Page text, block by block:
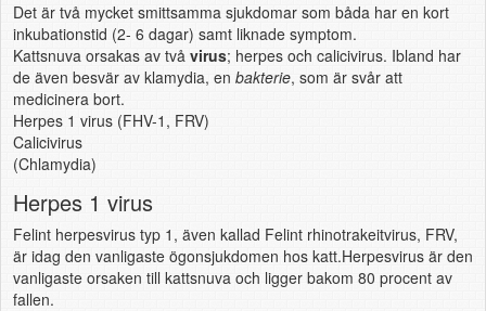
Det är två mycket smittsamma sjukdomar som båda har en kort
inkubationstid (2- 6 dagar) samt liknade symptom.
Kattsnuva orsakas av två virus; herpes och calicivirus. Ibland har
de även besvär av klamydia, en bakterie, som är svår att
medicinera bort.
Herpes 1 virus (FHV-1, FRV)
Calicivirus
(Chlamydia)
Herpes 1 virus
Felint herpesvirus typ 1, även kallad Felint rhinotrakeitvirus, FRV,
är idag den vanligaste ögonsjukdomen hos katt.Herpesvirus är den
vanligaste orsaken till kattsnuva och ligger bakom 80 procent av
fallen.